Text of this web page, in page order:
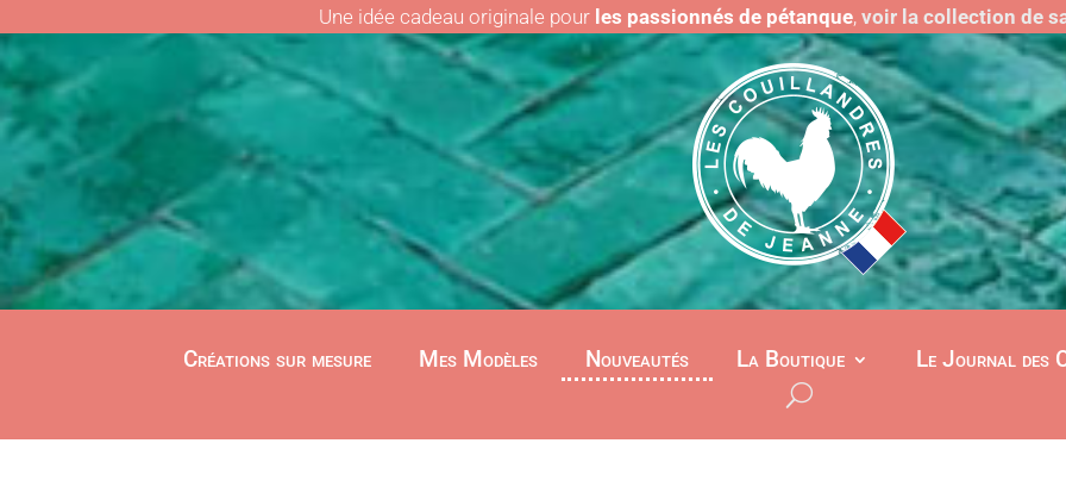
Une idée cadeau originale pour les passionnés de pétanque, voir la collection de
Créations sur mesure Mes Modèles Nouveautés La Boutique Le Journal des